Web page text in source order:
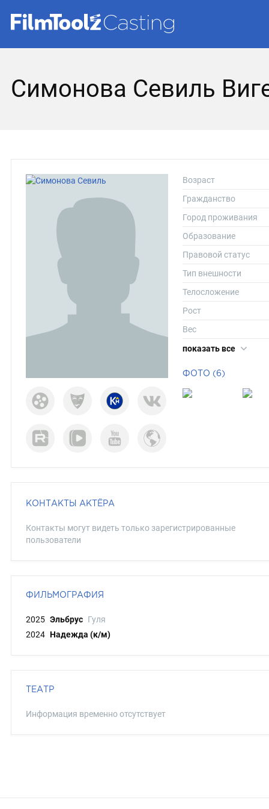
Симонова Севиль
Возраст
Гражданство
Город проживания
Образование
Правовой статус
Тип внешности
Телосложение
Рост
Вес
Размер одежды
показать все
ФОТО (6)
КОНТАКТЫ АКТЁРА
Контакты могут видеть только зарегистрированные
пользователи
ФИЛЬМОГРАФИЯ
2025 Эльбрус Гуля
2024 Надежда (к/м)
ТЕАТР
Информация временно отсутствует